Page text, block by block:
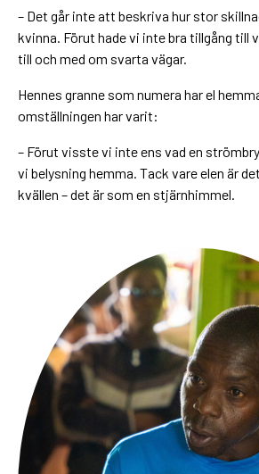
– Det går inte att beskriva hur stor
kvinna. Förut hade vi inte bra tillgång till
till och med om svarta vägar.
Hennes granne som numera har el
omställningen har varit:
– Förut visste vi inte ens vad en
vi belysning hemma. Tack vare elen är
kvällen – det är som en stjärnhimmel.